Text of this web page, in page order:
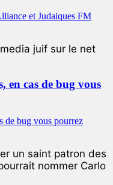
juif sur le net
en cas de bug vous
un saint patron des
nommer Carlo